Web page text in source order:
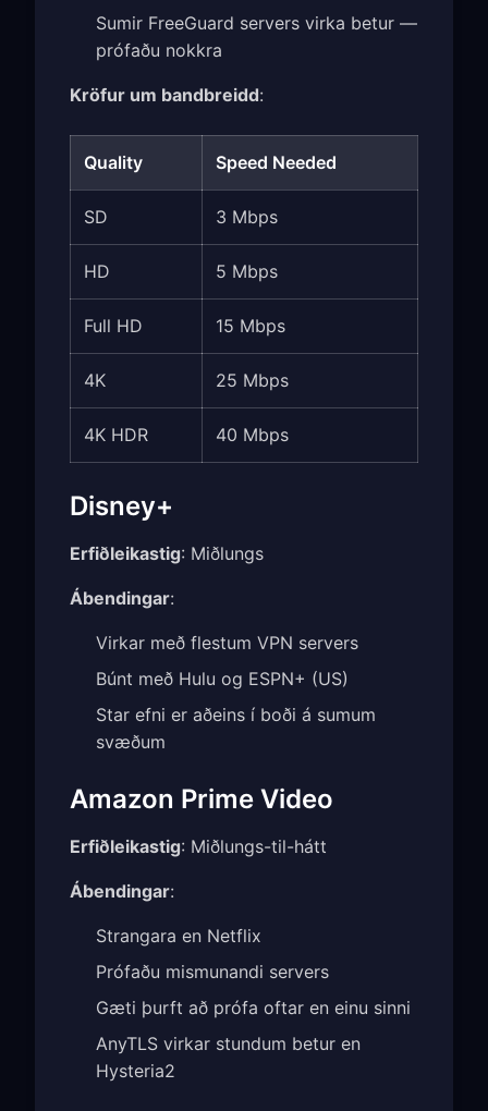
Sumir FreeGuard servers virka betur —
prófaðu nokkra
Kröfur um bandbreidd:
Quality Speed Needed
SD 3 Mbps
HD 5 Mbps
Full HD 15 Mbps
4K 25 Mbps
4K HDR 40 Mbps
Disney+
Erfiðleikastig: Miðlungs
Ábendingar:
Virkar með flestum VPN servers
Búnt með Hulu og ESPN+ (US)
Star efni er aðeins í boði á sumum
svæðum
Amazon Prime Video
Erfiðleikastig: Miðlungs-til-hátt
Ábendingar:
Strangara en Netflix
Prófaðu mismunandi servers
Gæti þurft að prófa oftar en einu sinni
AnyTLS virkar stundum betur en
Hysteria2